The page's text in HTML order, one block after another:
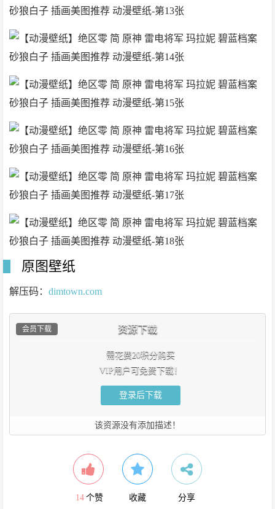
原图壁纸
解压码： dimtown.com
资源下载
会员下载
需花费20积分购买
VIP用户可免费下载！
登录后下载
该资源没有添加描述！
14 个赞 收藏 分享